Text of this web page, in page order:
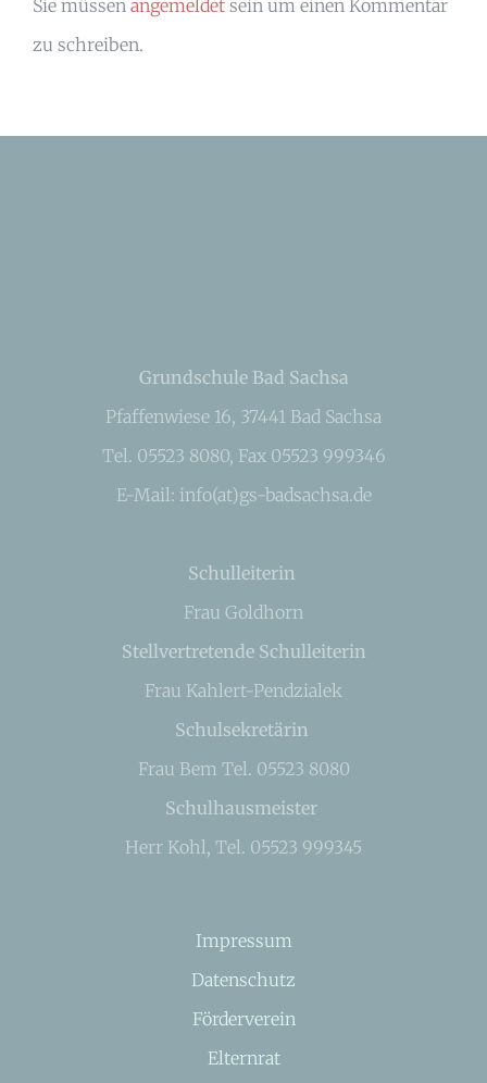
Sie müssen angemeldet sein um einen Kommentar
zu schreiben.
Grundschule Bad Sachsa
Pfaffenwiese 16, 37441 Bad Sachsa
Tel. 05523 8080, Fax 05523 999346
E-Mail: info(at)gs-badsachsa.de
Schulleiterin
Frau Goldhorn
Stellvertretende Schulleiterin
Frau Kahlert-Pendzialek
Schulsekretärin
Frau Bem Tel. 05523 8080
Schulhausmeister
Herr Kohl, Tel. 05523 999345
Impressum
Datenschutz
Förderverein
Elternrat